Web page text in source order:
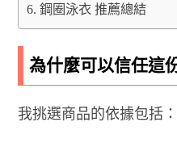
鋼圈泳衣 推薦總結
為什麼可以信任這
我挑選商品的依據包括：